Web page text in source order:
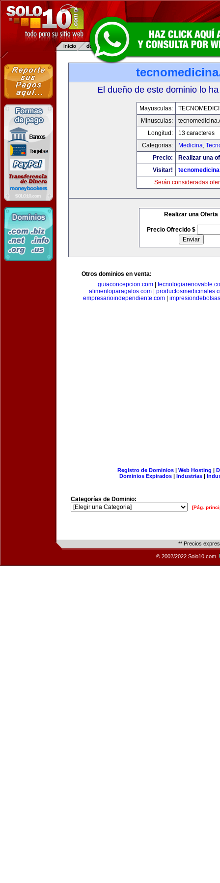
El dueño de este dominio lo
Mayusculas:
Minusculas:
Longitud:
13 caracteres
Categorias:
Medicina,
Precio:
Realizar una
Visitar!
Serán consideradas
Realizar una Oferta
Precio Ofrecido $
Otros dominios en venta:
guiaconcepcion.com|
alimentoparagatos.com
empresarioindependiente.com
Registro de Dominios| Web Hosting |
Dominios Expirados | Industrias |
Categorías de Dominio:
[Pág.
** Precios
© 2002/2022 Solo10.com